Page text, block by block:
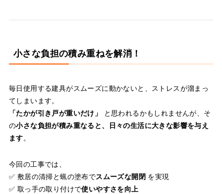
小さな負担の積み重ねを解消！
毎日使用する建具がスムーズに動かないと、ストレスが溜まっ
てしまいます。
「たかが引き戸が重いだけ」
と思われるかもしれませんが、そ
の小さな負担が積み重なると、日々の生活に大きな影響を与え
ます。
今回の工事では、
✅ 敷居の清掃と蝋の塗布でスムーズな開閉 を実現
✅ 取っ手の取り付けで使いやすさを向上